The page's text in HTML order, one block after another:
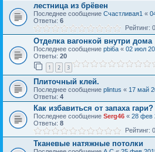
лестница из брёвен
Последнее сообщение Счастливая1 «
Ответы: 6
Рейтинг:
Отделка вагонкой внутри дома
Последнее сообщение pbi6a « 02 июл
Ответы: 20
1 2 3
Плиточный клей.
Последнее сообщение plintus « 17 май
Ответы: 4
Как избавиться от запаха гари?
Последнее сообщение Serg46 « 28 фев
Ответы: 8
Рейтинг:
Тканевые натяжные потолки